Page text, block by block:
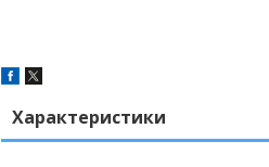
Характеристики